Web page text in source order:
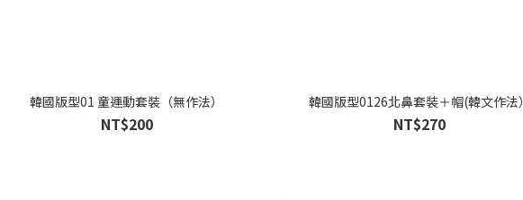
韓國版型01 童運動套裝（無作法）
NT$200
韓國版型0126北鼻套裝＋帽(韓文作法）
NT$270